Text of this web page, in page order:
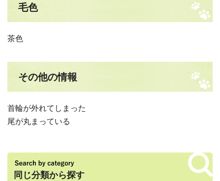
毛色
茶色
その他の情報
首輪が外れてしまった
尾が丸まっている
同じ分類から探す